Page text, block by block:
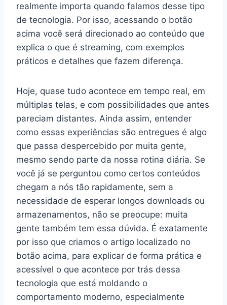
realmente importa quando falamos desse tipo
de tecnologia. Por isso, acessando o botão
acima você será direcionado ao conteúdo que
explica o que é streaming, com exemplos
práticos e detalhes que fazem diferença.
Hoje, quase tudo acontece em tempo real, em
múltiplas telas, e com possibilidades que antes
pareciam distantes. Ainda assim, entender
como essas experiências são entregues é algo
que passa despercebido por muita gente,
mesmo sendo parte da nossa rotina diária. Se
você já se perguntou como certos conteúdos
chegam a nós tão rapidamente, sem a
necessidade de esperar longos downloads ou
armazenamentos, não se preocupe: muita
gente também tem essa dúvida. É exatamente
por isso que criamos o artigo localizado no
botão acima, para explicar de forma prática e
acessível o que acontece por trás dessa
tecnologia que está moldando o
comportamento moderno, especialmente